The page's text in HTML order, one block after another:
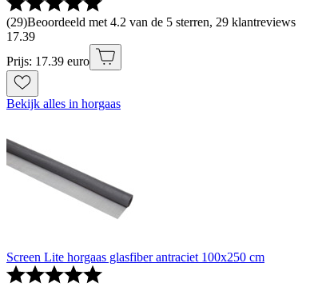
(29)Beoordeeld met 4.2 van de 5 sterren, 29 klantreviews
17.39
Prijs: 17.39 euro
Bekijk alles in horgaas
Screen Lite horgaas glasfiber antraciet 100x250 cm